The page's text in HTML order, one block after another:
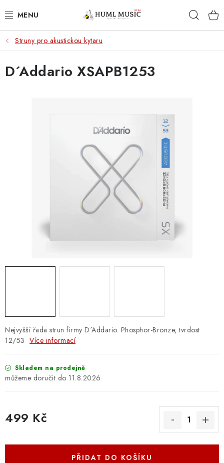
na
KYTARY
UKULELE
KYTAROVÉ PŘÍSLUŠENSTVÍ
OSTATNÍ STRUNNÉ NÁSTROJE
OBCHODNÍ PODMÍNKY
ODSTOUPENÍ OD SMLOUVY
ZÁSADY ZPRACOVÁNÍ OSOBNÍCH ÚDAJŮ
OBCHODNÍ PODMÍNKY
ODSTOUPENÍ OD SMLOUVY
Struny pro akustickou kytaru
Nejvyšší řada strun firmy D´Addario. Phosphor-Bronze, tvrdost
12/53 Více informací
Skladem na prodejně
11.8.2026
499 Kč
PŘIDAT DO KOŠÍKU
D´Addario XSAPB1253